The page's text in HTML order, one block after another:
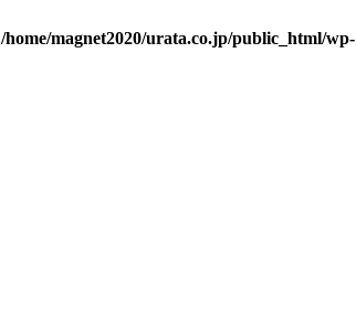
/home/magnet2020/urata.co.jp/public_html/wp-